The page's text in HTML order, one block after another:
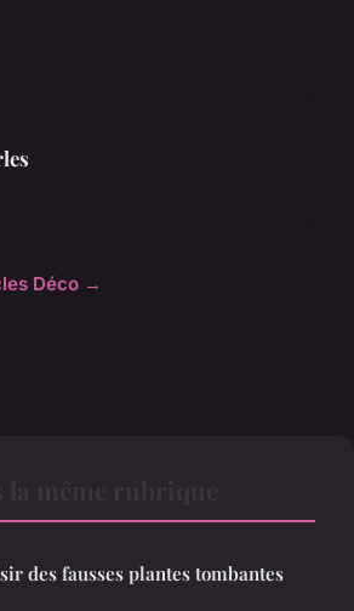
Déco →
des fausses plantes tombantes